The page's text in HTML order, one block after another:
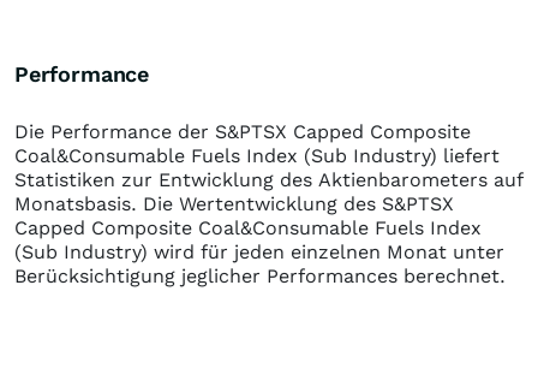
Performance
Die Performance der S&PTSX Capped Composite
Coal&Consumable Fuels Index (Sub Industry) liefert
Statistiken zur Entwicklung des Aktienbarometers auf
Monatsbasis. Die Wertentwicklung des S&PTSX
Capped Composite Coal&Consumable Fuels Index
(Sub Industry) wird für jeden einzelnen Monat unter
Berücksichtigung jeglicher Performances berechnet.